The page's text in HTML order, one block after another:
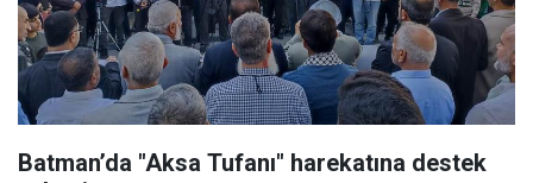
Batman’da "Aksa Tufanı" harekatına destek